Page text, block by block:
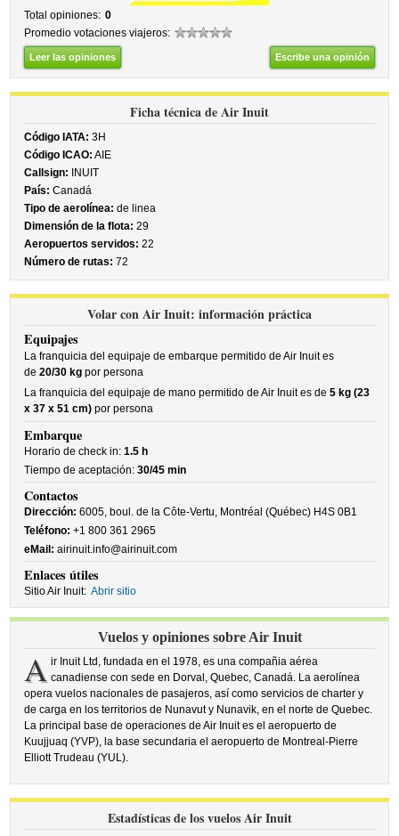
Total opiniones: 0
Promedio votaciones viajeros:
Leer las opiniones Escribe una opinión
Ficha técnica de Air Inuit
Código IATA: 3H
Código ICAO: AIE
Callsign: INUIT
País: Canadá
Tipo de aerolínea: de linea
Dimensión de la flota: 29
Aeropuertos servidos: 22
Número de rutas: 72
Volar con Air Inuit: información práctica
Equipajes
La franquicia del equipaje de embarque permitido de Air Inuit es
de20/30 kg por persona
La franquicia del equipaje de mano permitido de Air Inuit es de5 kg (23
x 37 x 51 cm) por persona
Embarque
Horario de check in:1.5 h
Tiempo de aceptación:30/45 min
Contactos
Dirección: 6005, boul. de la Côte-Vertu, Montréal (Québec) H4S 0B1
Teléfono: +1 800 361 2965
eMail: airinuit.info@airinuit.com
Enlaces útiles
Sitio Air Inuit: Abrir sitio
Vuelos y opiniones sobre Air Inuit
A ir Inuit Ltd, fundada en el 1978, es una compañia aérea
canadiense con sede en Dorval, Quebec, Canadá. La aerolínea
opera vuelos nacionales de pasajeros, así como servicios de charter y
de carga en los territorios de Nunavut y Nunavik, en el norte de Quebec.
La principal base de operaciones de Air Inuit es el aeropuerto de
Kuujjuaq (YVP), la base secundaria el aeropuerto de Montreal-Pierre
Elliott Trudeau (YUL).
Estadísticas de los vuelos Air Inuit